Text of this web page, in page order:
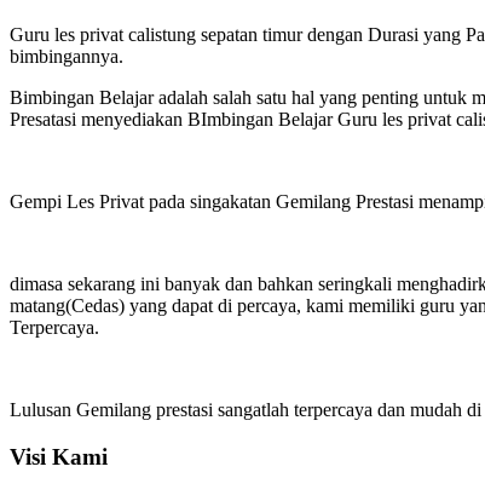
Guru les privat calistung sepatan timur dengan Durasi yang
bimbingannya.
Bimbingan Belajar adalah salah satu hal yang penting untuk
Presatasi menyediakan BImbingan Belajar Guru les privat
Gempi Les Privat pada singakatan Gemilang Prestasi
dimasa sekarang ini banyak dan bahkan seringkali
matang(Cedas) yang dapat di percaya, kami memiliki guru
Terpercaya.
Lulusan Gemilang prestasi sangatlah terpercaya dan mudah
Visi Kami